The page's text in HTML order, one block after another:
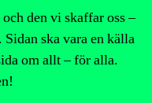
den vi skaffar oss –
ska vara en källa
om allt – för alla.